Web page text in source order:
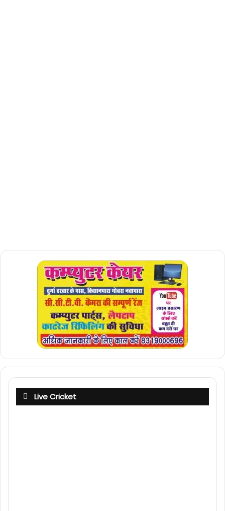
Live Cricket